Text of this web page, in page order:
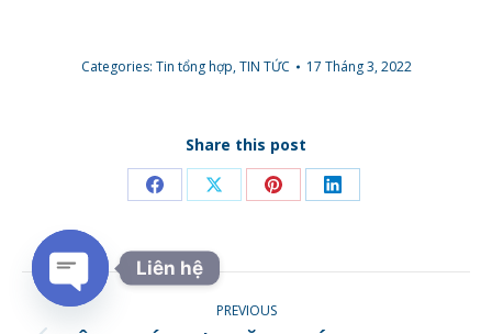
Categories: Tin tổng hợp,TIN TỨC 17 Tháng 3, 2022
Share this post
Share
Facebook
Share
X
Share Share
POST
PREVIOUS
Liên hệ